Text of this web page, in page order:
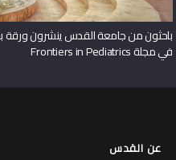
باحثون من جامعة القدس ينشرون ورقة
في مجلة Frontiers in Pediatrics
عن القدس